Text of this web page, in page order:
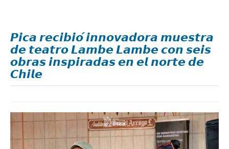
𝙋𝙞𝙘𝙖 𝙧𝙚𝙘𝙞𝙗𝙞𝙤́ 𝙞𝙣𝙣𝙤𝙫𝙖𝙙𝙤𝙧𝙖 𝙢𝙪𝙚𝙨𝙩𝙧𝙖
𝙙𝙚 𝙩𝙚𝙖𝙩𝙧𝙤 𝙇𝙖𝙢𝙗𝙚 𝙇𝙖𝙢𝙗𝙚 𝙘𝙤𝙣 𝙨𝙚𝙞𝙨
𝙤𝙗𝙧𝙖𝙨 𝙞𝙣𝙨𝙥𝙞𝙧𝙖𝙙𝙖𝙨 𝙚𝙣 𝙚𝙡 𝙣𝙤𝙧𝙩𝙚 𝙙𝙚
𝘾𝙝𝙞𝙡𝙚